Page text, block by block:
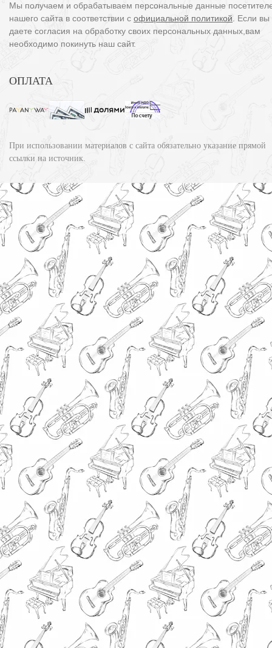
Мы получаем и обрабатываем персональные данные
нашего сайта в соответствии с официальной политикой . Если
даете согласия на обработку своих персональных данных,вам
необходимо покинуть наш сайт.
ОПЛАТА
При использовании материалов с сайта обязательно указание прямой
ссылки на источник.